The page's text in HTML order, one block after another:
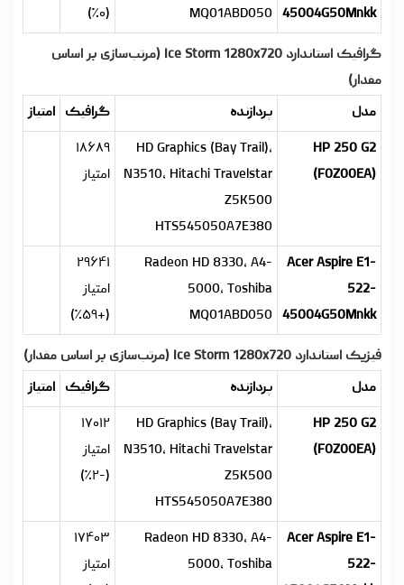
45004G50Mnkk
MQ01ABD050
(۰٪)
گرافیک استاندارد Ice Storm 1280x720 (مرتب‌سازی بر اساس
مقدار)
مدل
پردازنده گرافیک امتیاز
HP 250 G2
(F0Z00EA)
HD Graphics (Bay Trail),
N3510, Hitachi Travelstar
Z5K500
HTS545050A7E380
۱۸۶۸۹
امتیاز
Acer Aspire E1-
522-
45004G50Mnkk
Radeon HD 8330, A4-
5000, Toshiba
MQ01ABD050
۲۹۶۴۱
امتیاز
(+۵۹٪)
فیزیک استاندارد Ice Storm 1280x720 (مرتب‌سازی بر اساس مقدار)
مدل
پردازنده گرافیک امتیاز
HP 250 G2
(F0Z00EA)
HD Graphics (Bay Trail),
N3510, Hitachi Travelstar
Z5K500
HTS545050A7E380
۱۷۰۱۲
امتیاز
(-۲٪)
Acer Aspire E1-
522-
Radeon HD 8330, A4-
5000, Toshiba
۱۷۴۰۳
امتیاز